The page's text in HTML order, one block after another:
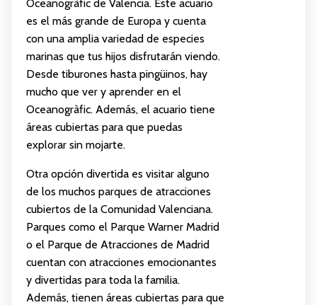
Oceanogràfic de Valencia. Este acuario
es el más grande de Europa y cuenta
con una amplia variedad de especies
marinas que tus hijos disfrutarán viendo.
Desde tiburones hasta pingüinos, hay
mucho que ver y aprender en el
Oceanogràfic. Además, el acuario tiene
áreas cubiertas para que puedas
explorar sin mojarte.
Otra opción divertida es visitar alguno
de los muchos parques de atracciones
cubiertos de la Comunidad Valenciana.
Parques como el Parque Warner Madrid
o el Parque de Atracciones de Madrid
cuentan con atracciones emocionantes
y divertidas para toda la familia.
Además, tienen áreas cubiertas para que